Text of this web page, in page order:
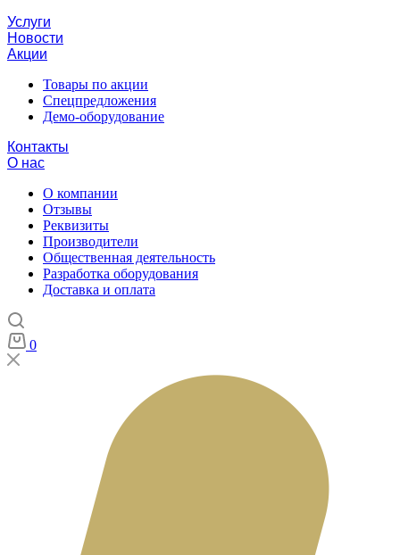
Услуги
Новости
Акции
Товары по акции
Спецпредложения
Демо-оборудование
Контакты
О нас
О компании
Отзывы
Реквизиты
Производители
Общественная деятельность
Разработка оборудования
Доставка и оплата
0